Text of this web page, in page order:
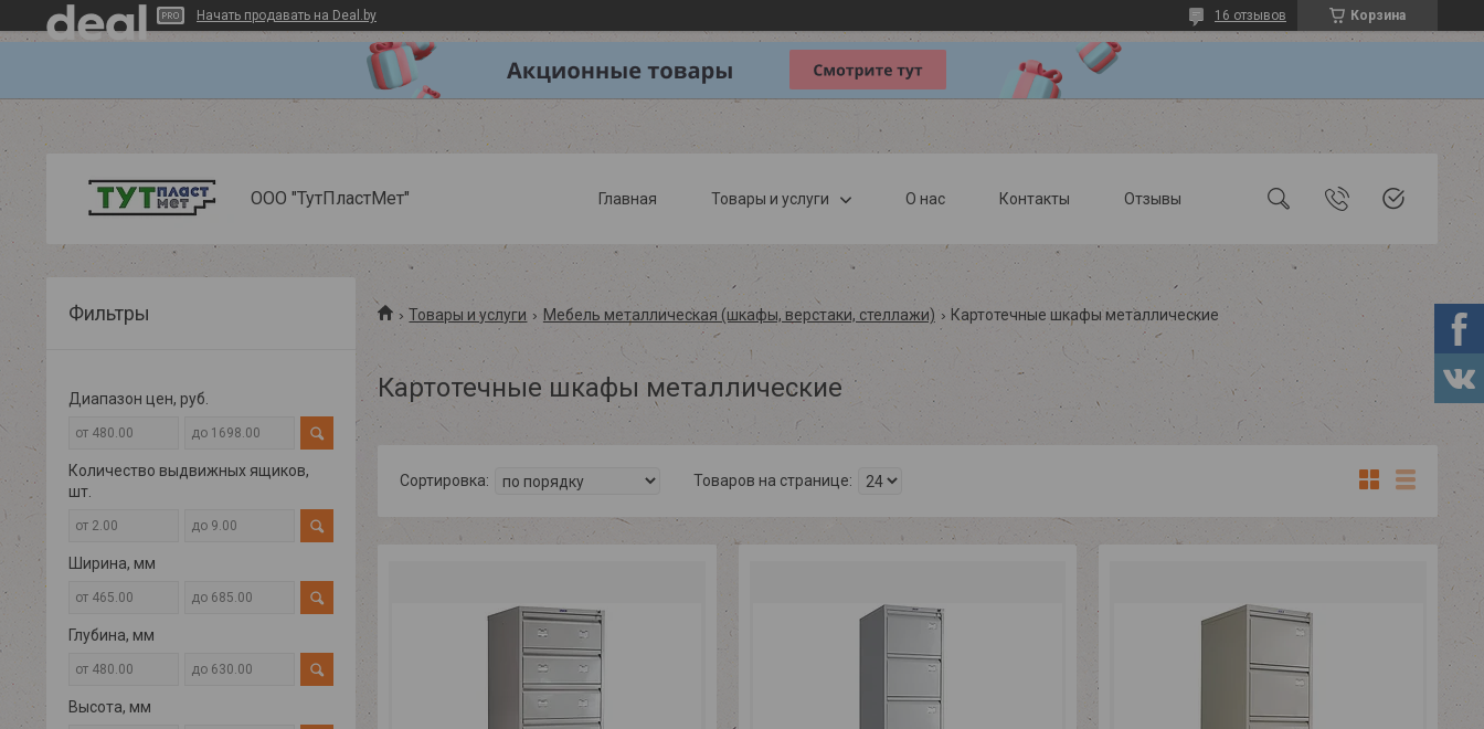
Начать продавать на Deal.by Корзина
16 отзывов
ООО "ТутПластМет" Главная Товары и услуги О нас Контакты Отзывы
Товары и услуги Мебель металлическая (шкафы, верстаки, стеллажи) Картотечные шкафы металлические
Картотечные шкафы металлические
Фильтры
Диапазон цен, руб.
Количество выдвижных ящиков,
шт.
Ширина, мм
Глубина, мм
Высота, мм